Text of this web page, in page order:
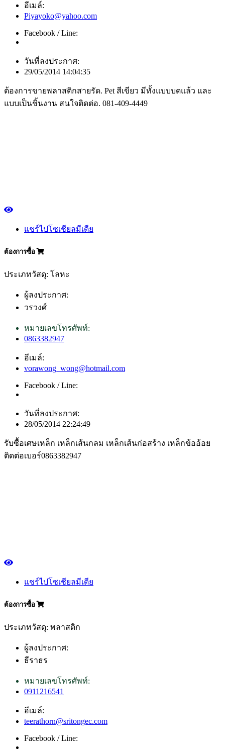
อีเมล์:
Piyayoko@yahoo.com
Facebook / Line:
วันที่ลงประกาศ:
29/05/2014 14:04:35
ต้องการขายพลาสติกสายรัด. Pet สีเขียว มีทั้งแบบบดแล้ว และ
แบบเป็นชิ้นงาน สนใจติดต่อ. 081-409-4449
แชร์ไปโซเชียลมีเดีย
ต้องการซื้อ
ประเภทวัสดุ: โลหะ
ผู้ลงประกาศ:
วรวงศ์
หมายเลขโทรศัพท์:
0863382947
อีเมล์:
vorawong_wong@hotmail.com
Facebook / Line:
วันที่ลงประกาศ:
28/05/2014 22:24:49
รับซื้อเศษเหล็ก เหล็กเส้นกลม เหล็กเส้นก่อสร้าง เหล็กข้ออ้อย
ติดต่อเบอร์0863382947
แชร์ไปโซเชียลมีเดีย
ต้องการซื้อ
ประเภทวัสดุ: พลาสติก
ผู้ลงประกาศ:
ธีราธร
หมายเลขโทรศัพท์:
0911216541
อีเมล์:
teerathorn@sritongec.com
Facebook / Line: